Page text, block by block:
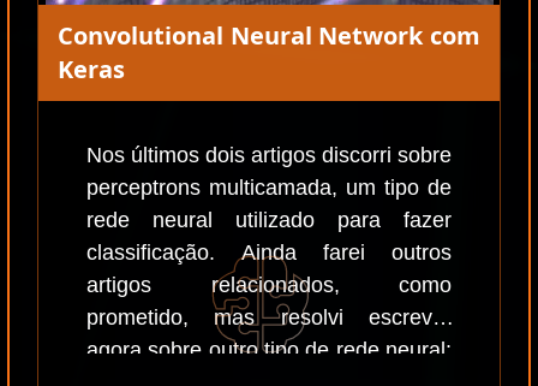
Convolutional Neural Network com
Keras
Nos últimos dois artigos discorri sobre
perceptrons multicamada, um tipo de
rede neural utilizado para fazer
classificação. Ainda farei outros
artigos relacionados, como
prometido, mas resolvi escrever
agora sobre outro tipo de rede neural;